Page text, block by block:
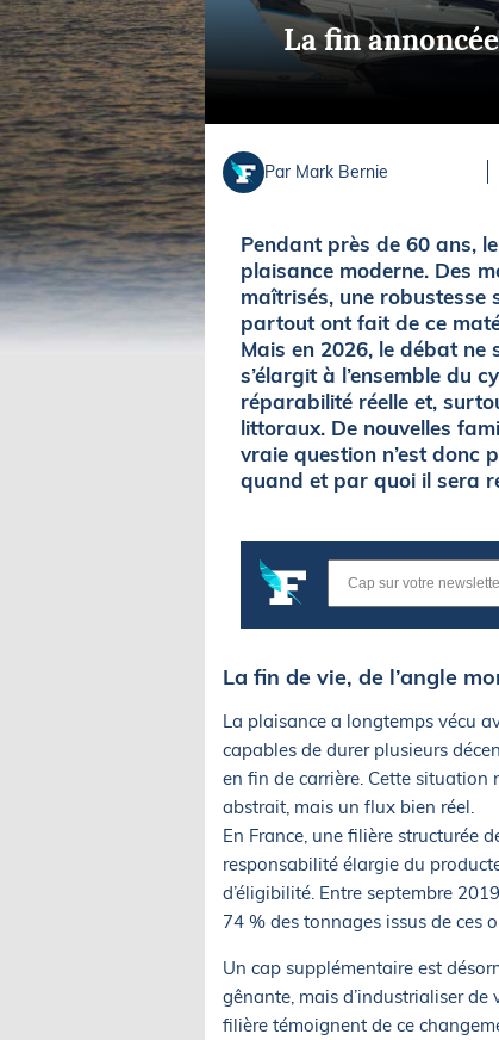
La fin
Par Mark Bernie
Pendant près de 60 ans,
plaisance moderne. Des
maîtrisés, une
partout ont fait de ce
Mais en 2026, le débat
s’élargit à l’ensemble du
réparabilité réelle et,
littoraux. De nouvelles
vraie question n’est donc
quand et par quoi il sera
La fin de vie, de l’angle
La plaisance a longtemps vécu
capables de durer plusieurs
en fin de carrière. Cette situation
abstrait, mais un flux bien réel.
En France, une filière structurée
responsabilité élargie du
d’éligibilité. Entre septembre
74 % des tonnages issus de ces
Un cap supplémentaire est
gênante, mais d’industrialiser
filière témoignent de ce